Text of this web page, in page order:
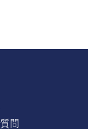
問